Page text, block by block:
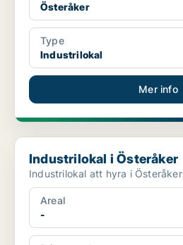
Österåker
Type
Industrilokal
Mer info
Industrilokal i Österåker
Industrilokal i Österåker
Industrilokal att hyra i Österåker
Areal
-